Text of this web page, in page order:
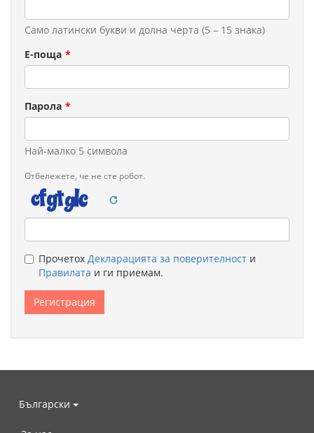
Само латински букви и долна черта (5 – 15 знака)
Е-поща
Парола
Най-малко 5 символа
Отбележете, че не сте робот.
Legal
remarks
Прочетох Декларацията за поверителност и
Правилата и ги приемам.
Български